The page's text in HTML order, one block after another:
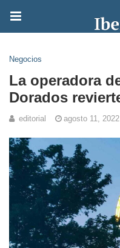
Negocios
La operadora
Dorados
editorial agosto 11, 2022